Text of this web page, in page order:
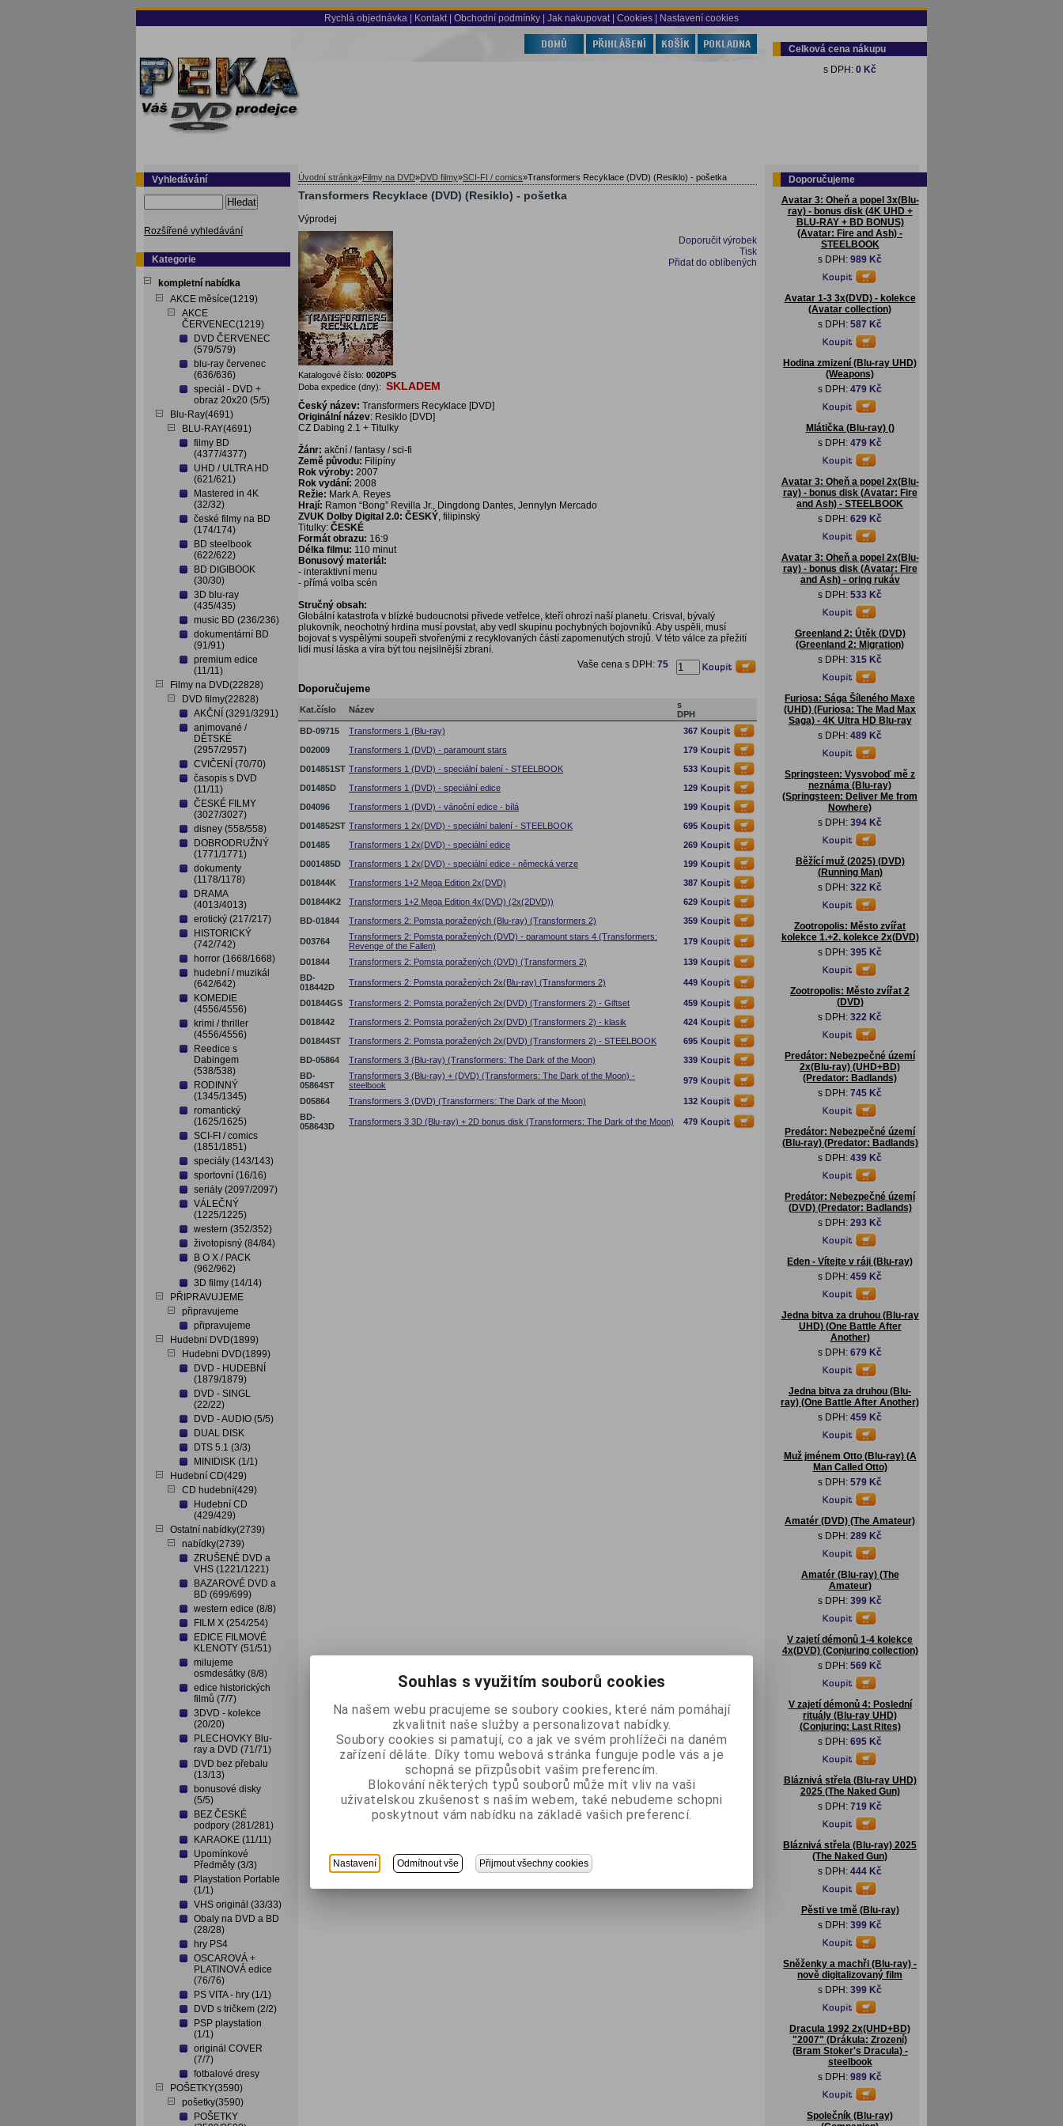
Rychlá objednávka Kontakt Obchodní podmínky Jak nakupovat | Cookies | Nastavení cookies
Celková cena nákupu
s DPH: 0 Kč
Vyhledávání
Hledat
Rozšířené vyhledávání
Kategorie
kompletní nabídka
AKCE měsíce(1219)
AKCE
ČERVENEC(1219)
DVD ČERVENEC
(579/579)
blu-ray červenec
(636/636)
speciál - DVD +
obraz 20x20 (5/5)
Blu-Ray(4691)
BLU-RAY(4691)
filmy BD
(4377/4377)
UHD / ULTRA HD
(621/621)
Mastered in 4K
(32/32)
české filmy na BD
(174/174)
BD steelbook
(622/622)
BD DIGIBOOK
(30/30)
3D blu-ray
(435/435)
music BD (236/236)
dokumentární BD
(91/91)
premium edice
(11/11)
Filmy na DVD(22828)
DVD filmy(22828)
AKČNÍ (3291/3291)
animované /
DĚTSKÉ
(2957/2957)
CVIČENÍ (70/70)
časopis s DVD
(11/11)
ČESKÉ FILMY
(3027/3027)
disney (558/558)
DOBRODRUŽNÝ
(1771/1771)
dokumenty
(1178/1178)
DRAMA
(4013/4013)
erotický (217/217)
HISTORICKÝ
(742/742)
horror (1668/1668)
hudební / muzikál
(642/642)
KOMEDIE
(4556/4556)
krimi / thriller
(4556/4556)
Reedice s
Dabingem
(538/538)
RODINNÝ
(1345/1345)
romantický
(1625/1625)
SCI-FI / comics
(1851/1851)
speciály (143/143)
sportovní (16/16)
seriály (2097/2097)
VÁLEČNÝ
(1225/1225)
western (352/352)
životopisný (84/84)
B O X / PACK
(962/962)
3D filmy (14/14)
PŘIPRAVUJEME
připravujeme
připravujeme
Hudebni DVD(1899)
Hudebni DVD(1899)
DVD - HUDEBNÍ
(1879/1879)
DVD - SINGL
(22/22)
DVD - AUDIO (5/5)
DUAL DISK
DTS 5.1 (3/3)
MINIDISK (1/1)
Hudební CD(429)
CD hudební(429)
Hudební CD
(429/429)
Ostatní nabídky(2739)
nabídky(2739)
ZRUŠENÉ DVD a
VHS (1221/1221)
BAZAROVÉ DVD a
BD (699/699)
western edice (8/8)
FILM X (254/254)
EDICE FILMOVÉ
KLENOTY (51/51)
milujeme
osmdesátky (8/8)
edice historických
filmů (7/7)
3DVD - kolekce
(20/20)
PLECHOVKY Blu-
ray a DVD (71/71)
DVD bez přebalu
(13/13)
bonusové disky
(5/5)
BEZ ČESKÉ
podpory (281/281)
KARAOKE (11/11)
Upomínkové
Předměty (3/3)
Playstation Portable
(1/1)
VHS originál (33/33)
Obaly na DVD a BD
(28/28)
hry PS4
OSCAROVÁ +
PLATINOVÁ edice
(76/76)
PS VITA - hry (1/1)
DVD s tričkem (2/2)
PSP playstation
(1/1)
originál COVER
(7/7)
fotbalové dresy
POŠETKY(3590)
pošetky(3590)
POŠETKY
Úvodní stránka»Filmy na DVD»DVD filmy»SCI-FI / comics»Transformers Recyklace (DVD) (Resiklo) - pošetka
Transformers Recyklace (DVD) (Resiklo) - pošetka
Výprodej
Doporučit výrobek
Tisk
Přidat do oblíbených
Katalogové číslo: 0020PS
Doba expedice (dny): SKLADEM
Český název: Transformers Recyklace [DVD]
Originální název: Resiklo [DVD]
CZ Dabing 2.1 + Titulky
Žánr: akční / fantasy / sci-fi
Země původu: Filipíny
Rok výroby: 2007
Rok vydání: 2008
Režie: Mark A. Reyes
Hrají: Ramon “Bong” Revilla Jr., Dingdong Dantes, Jennylyn Mercado
ZVUK Dolby Digital 2.0: ČESKÝ, filipinský
Titulky: ČESKÉ
Formát obrazu: 16:9
Délka filmu: 110 minut
Bonusový materiál:
- interaktivní menu
- přímá volba scén
Stručný obsah:
Globální katastrofa v blízké budoucnotsi přivede vetřelce, kteří ohrozí naší planetu. Crisval, bývalý
plukovník, neochotný hrdina musí povstat, aby vedl skupinu pochybných bojovníků. Aby uspěli, musí
bojovat s vyspělými soupeři stvořenými z recyklovaných částí zapomenutých strojů. V této válce za přežití
lidí musí láska a víra být tou nejsilnější zbraní.
Vaše cena s DPH: 75
Doporučujeme
Kat.číslo Název
s
DPH
BD-09715
Transformers 1 (Blu-ray)
367
D02009
Transformers 1 (DVD) - paramount stars
179
D014851ST Transformers 1 (DVD) - speciální balení - STEELBOOK
533
D01485D
Transformers 1 (DVD) - speciální edice
129
D04096
Transformers 1 (DVD) - vánoční edice - bílá
199
D014852ST Transformers 1 2x(DVD) - speciální balení - STEELBOOK
695
D01485
Transformers 1 2x(DVD) - speciální edice
269
D001485D
Transformers 1 2x(DVD) - speciální edice - německá verze
199
D01844K
Transformers 1+2 Mega Edition 2x(DVD)
387
D01844K2
Transformers 1+2 Mega Edition 4x(DVD) (2x(2DVD))
629
BD-01844
Transformers 2: Pomsta poražených (Blu-ray) (Transformers 2) 359
D03764
Transformers 2: Pomsta poražených (DVD) - paramount stars 4 (Transformers:
Revenge of the Fallen)
179
D01844 Transformers 2: Pomsta poražených (DVD) (Transformers 2)
139
BD-
018442D
Transformers 2: Pomsta poražených 2x(Blu-ray) (Transformers 2) 449
D01844GS Transformers 2: Pomsta poražených 2x(DVD) (Transformers 2) - Giftset
459
D018442
Transformers 2: Pomsta poražených 2x(DVD) (Transformers 2) - klasik
424
D01844ST
Transformers 2: Pomsta poražených 2x(DVD) (Transformers 2) - STEELBOOK
695
BD-05864
Transformers 3 (Blu-ray) (Transformers: The Dark of the Moon)
339
BD-
05864ST
Transformers 3 (Blu-ray) + (DVD) (Transformers: The Dark of the Moon) -
steelbook
979
D05864 Transformers 3 (DVD) (Transformers: The Dark of the Moon)
132
BD-
058643D
Transformers 3 3D (Blu-ray) + 2D bonus disk (Transformers: The Dark of the Moon) 479
Doporučujeme
Avatar 3: Oheň a popel 3x(Blu-
ray) - bonus disk (4K UHD +
BLU-RAY + BD BONUS)
(Avatar: Fire and Ash) -
STEELBOOK
s DPH: 989 Kč
Avatar 1-3 3x(DVD) - kolekce
(Avatar collection)
s DPH: 587 Kč
Hodina zmizení (Blu-ray UHD)
(Weapons)
s DPH: 479 Kč
Mlátička (Blu-ray) ()
s DPH: 479 Kč
Avatar 3: Oheň a popel 2x(Blu-
ray) - bonus disk (Avatar: Fire
and Ash) - STEELBOOK
s DPH: 629 Kč
Avatar 3: Oheň a popel 2x(Blu-
ray) - bonus disk (Avatar: Fire
and Ash) - oring rukáv
s DPH: 533 Kč
Greenland 2: Útěk (DVD)
(Greenland 2: Migration)
s DPH: 315 Kč
Furiosa: Sága Šíleného Maxe
(UHD) (Furiosa: The Mad Max
Saga) - 4K Ultra HD Blu-ray
s DPH: 489 Kč
Springsteen: Vysvoboď mě z
neznáma (Blu-ray)
(Springsteen: Deliver Me from
Nowhere)
s DPH: 394 Kč
Běžící muž (2025) (DVD)
(Running Man)
s DPH: 322 Kč
Zootropolis: Město zvířat
kolekce 1.+2. kolekce 2x(DVD)
s DPH: 395 Kč
Zootropolis: Město zvířat 2
(DVD)
s DPH: 322 Kč
Predátor: Nebezpečné území
2x(Blu-ray) (UHD+BD)
(Predator: Badlands)
s DPH: 745 Kč
Predátor: Nebezpečné území
(Blu-ray) (Predator: Badlands)
s DPH: 439 Kč
Predátor: Nebezpečné území
(DVD) (Predator: Badlands)
s DPH: 293 Kč
Eden - Vítejte v ráji (Blu-ray)
s DPH: 459 Kč
Jedna bitva za druhou (Blu-ray
UHD) (One Battle After
Another)
s DPH: 679 Kč
Jedna bitva za druhou (Blu-
ray) (One Battle After Another)
s DPH: 459 Kč
Muž jménem Otto (Blu-ray) (A
Man Called Otto)
s DPH: 579 Kč
Amatér (DVD) (The Amateur)
s DPH: 289 Kč
Amatér (Blu-ray) (The
Amateur)
s DPH: 399 Kč
V zajetí démonů 1-4 kolekce
4x(DVD) (Conjuring collection)
s DPH: 569 Kč
V zajetí démonů 4: Poslední
rituály (Blu-ray UHD)
(Conjuring: Last Rites)
s DPH: 695 Kč
Bláznivá střela (Blu-ray UHD)
2025 (The Naked Gun)
s DPH: 719 Kč
Bláznivá střela (Blu-ray) 2025
(The Naked Gun)
s DPH: 444 Kč
Pěsti ve tmě (Blu-ray)
s DPH: 399 Kč
Sněženky a machři (Blu-ray) -
nově digitalizovaný film
s DPH: 399 Kč
Dracula 1992 2x(UHD+BD)
"2007" (Drákula: Zrození)
(Bram Stoker's Dracula) -
steelbook
s DPH: 989 Kč
Společník (Blu-ray)
Souhlas s využitím souborů cookies
Na našem webu pracujeme se soubory cookies, které nám pomáhají
zkvalitnit naše služby a personalizovat nabídky.
Soubory cookies si pamatují, co a jak ve svém prohlížeči na daném
zařízení děláte. Díky tomu webová stránka funguje podle vás a je
schopná se přizpůsobit vašim preferencím.
Blokování některých typů souborů může mít vliv na vaši
uživatelskou zkušenost s naším webem, také nebudeme schopni
poskytnout vám nabídku na základě vašich preferencí.
Nastavení Odmítnout vše Přijmout všechny cookies